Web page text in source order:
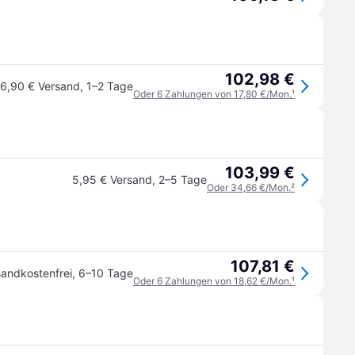
6,90 € Versand, 1–2 Tage 102,98 €
Oder 6 Zahlungen von 17,80 €/Mon.¹
5,95 € Versand, 2–5 Tage 103,99 €
Oder 34,66 €/Mon.²
, 6–10 Tage 107,81 €
Oder 6 Zahlungen von 18,62 €/Mon.¹